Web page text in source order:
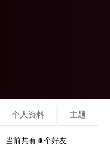
个人资料 主题
当前共有 0 个好友